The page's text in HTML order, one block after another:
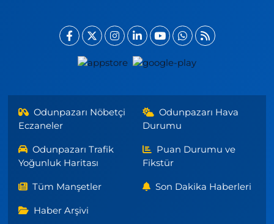
Odunpazarı Nöbetçi
Eczaneler
Odunpazarı Hava
Durumu
Odunpazarı Trafik
Yoğunluk Haritası
Puan Durumu ve
Fikstür
Tüm Manşetler Son Dakika Haberleri
Haber Arşivi